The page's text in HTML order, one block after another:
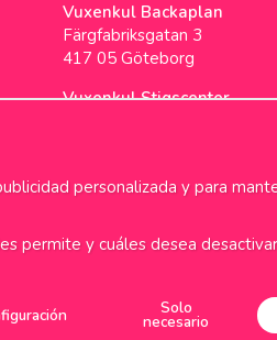
Vuxenkul Backaplan
Färgfabriksgatan 3
417 05 Göteborg
Vuxenkul Stigscenter
Horarios & Info
personalizada y para
y cuáles desea
Solo
necesario